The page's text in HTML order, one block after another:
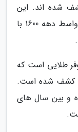
شده اند. این
عناصر در دیوارهای خانه هزلریگ که در اواسط دهه 1600 با
طلایی است که
کشف شده است.
و بین سال های